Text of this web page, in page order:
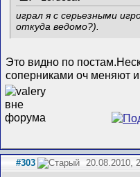
играл я с серьезными
откуда ведомо?).
Это видно по
соперниками оч меняют
#303 20.08.2010,